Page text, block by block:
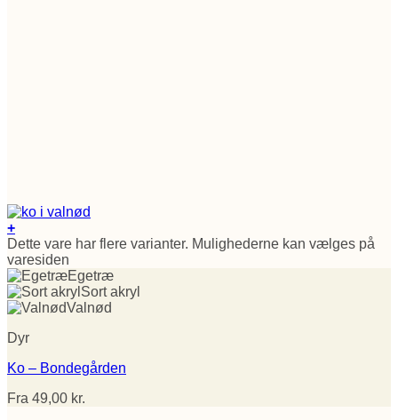
+
Dette vare har flere varianter. Mulighederne kan vælges på
varesiden
Egetræ
Sort akryl
Valnød
Dyr
Ko – Bondegården
Fra 49,00 kr.